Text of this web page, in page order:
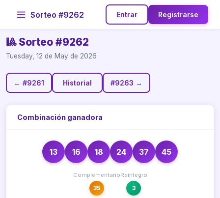
Sorteo #9262 Entrar Registrarse
🎱 Sorteo #9262
Tuesday, 12 de May de 2026
← #9261 Historial #9263 →
Combinación ganadora
13 16 18 24 37 45
Complementario
35
Reintegro
3